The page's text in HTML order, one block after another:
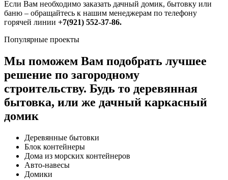
Если Вам необходимо заказать дачный домик, бытовку или
баню – обращайтесь к нашим менеджерам по телефону
горячей линии +7(921) 552-37-86.
Популярные проекты
Мы поможем Вам подобрать лучшее
решение по загородному
строительству. Будь то деревянная
бытовка, или же дачный каркасный
домик
Деревянные бытовки
Блок контейнеры
Дома из морских контейнеров
Авто-навесы
Домики